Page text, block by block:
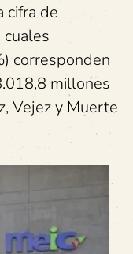
cifra de
corresponden
millones
Vejez y Muerte